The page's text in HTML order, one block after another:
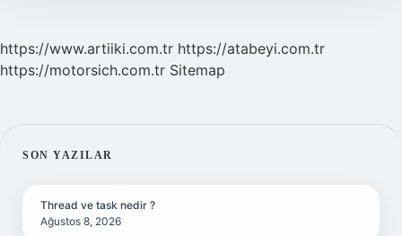
https://www.artiiki.com.tr https://atabeyi.com.tr
https://motorsich.com.tr Sitemap
SIDEBAR
SON YAZILAR
Thread ve task nedir ?
Ağustos 8, 2026